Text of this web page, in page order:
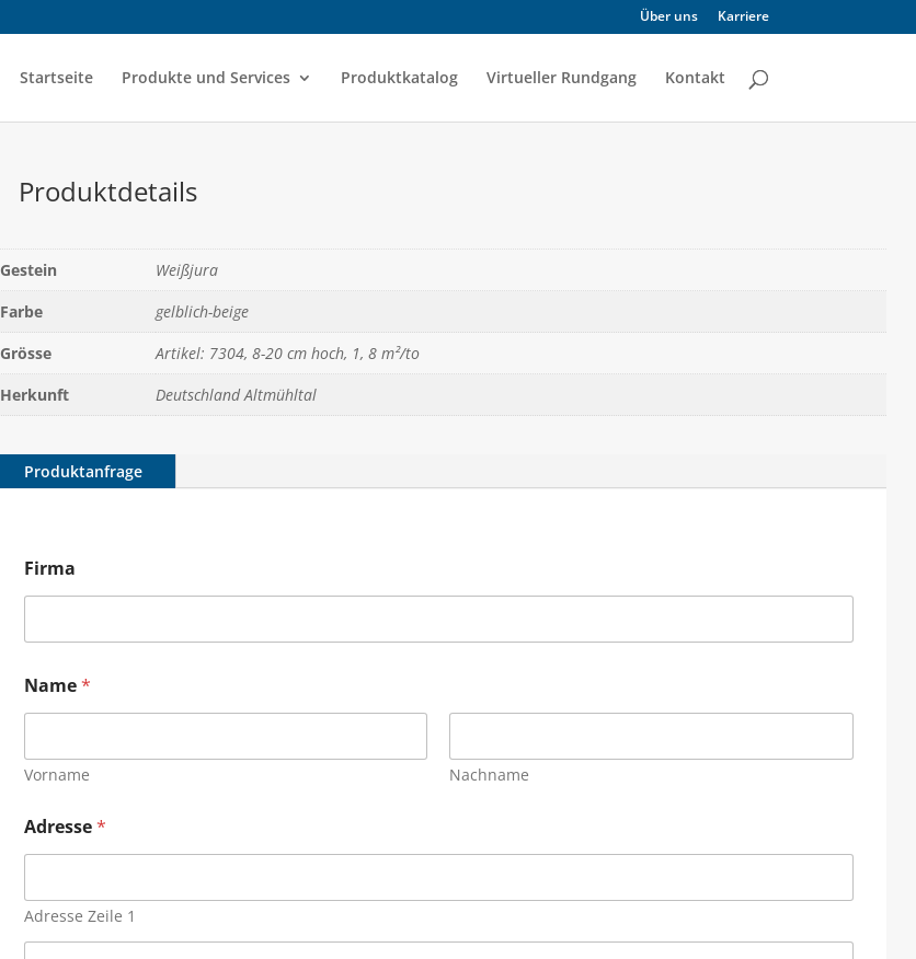
Über uns Karriere
Startseite Produkte und Services Produktkatalog Virtueller Rundgang Kontakt
Produktdetails
Gestein
Weißjura
Farbe
gelblich-beige
Grösse
Artikel: 7304, 8-20 cm hoch, 1, 8 m²/to
Herkunft
Deutschland Altmühltal
Produktanfrage
Firma
Name*
Vorname Nachname
Adresse*
Adresse Zeile 1